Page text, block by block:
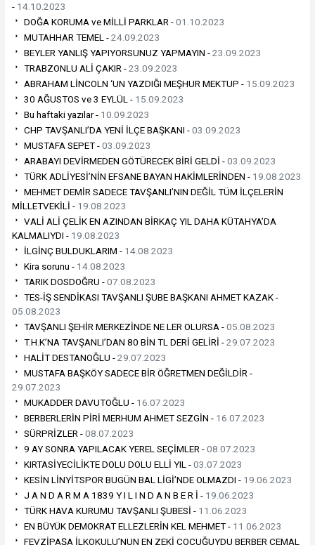
- 14.10.2023
DOĞA KORUMA ve MİLLİ PARKLAR -01.10.2023
MUTAHHAR TEMEL -24.09.2023
BEYLER YANLIŞ YAPIYORSUNUZ YAPMAYIN -23.09.2023
TRABZONLU ALİ ÇAKIR -23.09.2023
ABRAHAM LİNCOLN ‘UN YAZDIĞI MEŞHUR MEKTUP - 15.09.2023
30 AĞUSTOS ve 3 EYLÜL - 15.09.2023
Bu haftaki yazılar - 10.09.2023
CHP TAVŞANLI’DA YENİ İLÇE BAŞKANI -03.09.2023
MUSTAFA SEPET -03.09.2023
ARABAYI DEVİRMEDEN GÖTÜRECEK BİRİ GELDİ -03.09.2023
TÜRK ADLİYESİ’NİN EFSANE BAYAN HAKİMLERİNDEN - 19.08.2023
MEHMET DEMİR SADECE TAVŞANLI’NIN DEĞİL TÜM İLÇELERİN
MİLLETVEKİLİ - 19.08.2023
VALİ ALİ ÇELİK EN AZINDAN BİRKAÇ YIL DAHA KÜTAHYA’DA
KALMALIYDI - 19.08.2023
İLGİNÇ BULDUKLARIM - 14.08.2023
Kira sorunu - 14.08.2023
TARIK DOSDOĞRU -07.08.2023
TES-İŞ SENDİKASI TAVŞANLI ŞUBE BAŞKANI AHMET KAZAK -
05.08.2023
TAVŞANLI ŞEHİR MERKEZİNDE NE LER OLURSA -05.08.2023
T.H.K’NA TAVŞANLI’DAN 80 BİN TL DERİ GELİRİ -29.07.2023
HALİT DESTANOĞLU -29.07.2023
MUSTAFA BAŞKÖY SADECE BİR ÖĞRETMEN DEĞİLDİR -
29.07.2023
MUKADDER DAVUTOĞLU - 16.07.2023
BERBERLERİN PİRİ MERHUM AHMET SEZGİN - 16.07.2023
SÜRPRİZLER -08.07.2023
9 AY SONRA YAPILACAK YEREL SEÇİMLER -08.07.2023
KIRTASİYECİLİKTE DOLU DOLU ELLİ YIL -03.07.2023
KESİN LİNYİTSPOR BUGÜN BAL LİGİ’NDE OLMAZDI - 19.06.2023
J A N D A R M A 1839 Y I L I N D A N B E R İ - 19.06.2023
TÜRK HAVA KURUMU TAVŞANLI ŞUBESİ - 11.06.2023
EN BÜYÜK DEMOKRAT ELLEZLERİN KEL MEHMET - 11.06.2023
FEVZİPAŞA İLKOKULU’NUN EN ZEKİ ÇOCUĞUYDU BERBER CEMAL